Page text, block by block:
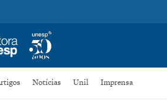
Notícias Unil Imprensa